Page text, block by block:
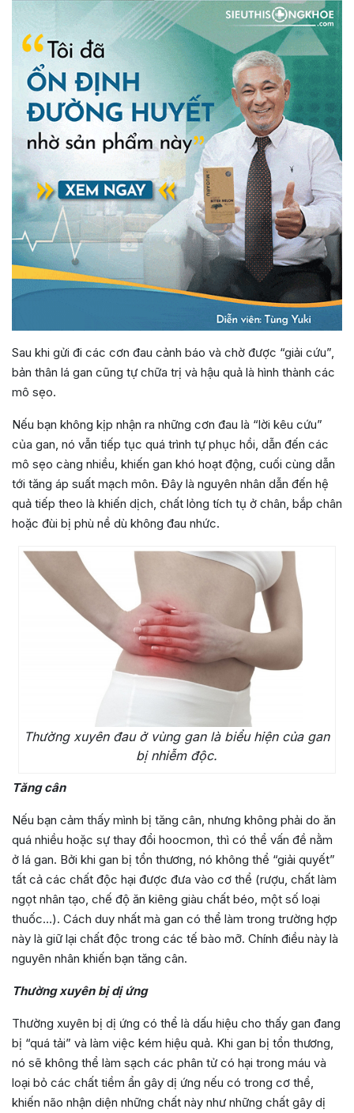
Sau khi gửi đi các cơn đau cảnh báo và chờ được “giải cứu”,
bản thân lá gan cũng tự chữa trị và hậu quả là hình thành các
mô sẹo.
Nếu bạn không kịp nhận ra những cơn đau là “lời kêu cứu”
của gan, nó vẫn tiếp tục quá trình tự phục hồi, dẫn đến các
mô sẹo càng nhiều, khiến gan khó hoạt động, cuối cùng dẫn
tới tăng áp suất mạch môn. Đây là nguyên nhân dẫn đến hệ
quả tiếp theo là khiến dịch, chất lỏng tích tụ ở chân, bắp chân
hoặc đùi bị phù nề dù không đau nhức.
Thường xuyên đau ở vùng gan là biểu hiện của gan
bị nhiễm độc.
Tăng cân
Nếu bạn cảm thấy mình bị tăng cân, nhưng không phải do ăn
quá nhiều hoặc sự thay đổi hoocmon, thì có thể vấn đề nằm
ở lá gan. Bởi khi gan bị tổn thương, nó không thể “giải quyết”
tất cả các chất độc hại được đưa vào cơ thể (rượu, chất làm
ngọt nhân tạo, chế độ ăn kiêng giàu chất béo, một số loại
thuốc…). Cách duy nhất mà gan có thể làm trong trường hợp
này là giữ lại chất độc trong các tế bào mỡ. Chính điều này là
nguyên nhân khiến bạn tăng cân.
Thường xuyên bị dị ứng
Thường xuyên bị dị ứng có thể là dấu hiệu cho thấy gan đang
bị “quá tải” và làm việc kém hiệu quả. Khi gan bị tổn thương,
nó sẽ không thể làm sạch các phân tử có hại trong máu và
loại bỏ các chất tiềm ẩn gây dị ứng nếu có trong cơ thể,
khiến não nhận diện những chất này như những chất gây dị